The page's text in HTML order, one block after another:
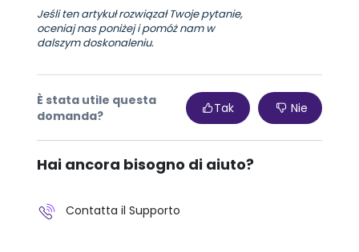
Jeśli ten artykuł rozwiązał Twoje pytanie,
oceniaj nas poniżej i pomóż nam w
dalszym doskonaleniu.
È stata utile questa
domanda?
Tak Nie
Hai ancora bisogno di aiuto?
Contatta il Supporto